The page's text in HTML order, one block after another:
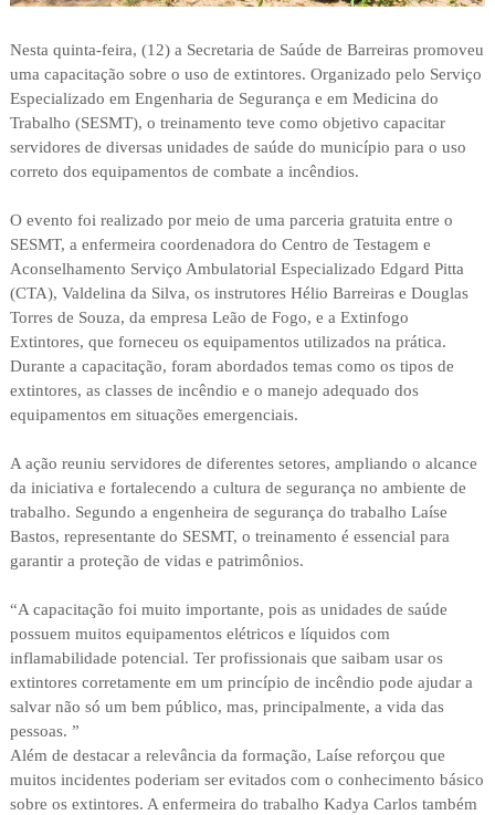
Nesta quinta-feira, (12) a Secretaria de Saúde de Barreiras promoveu
uma capacitação sobre o uso de extintores. Organizado pelo Serviço
Especializado em Engenharia de Segurança e em Medicina do
Trabalho (SESMT), o treinamento teve como objetivo capacitar
servidores de diversas unidades de saúde do município para o uso
correto dos equipamentos de combate a incêndios.
O evento foi realizado por meio de uma parceria gratuita entre o
SESMT, a enfermeira coordenadora do Centro de Testagem e
Aconselhamento Serviço Ambulatorial Especializado Edgard Pitta
(CTA), Valdelina da Silva, os instrutores Hélio Barreiras e Douglas
Torres de Souza, da empresa Leão de Fogo, e a Extinfogo
Extintores, que forneceu os equipamentos utilizados na prática.
Durante a capacitação, foram abordados temas como os tipos de
extintores, as classes de incêndio e o manejo adequado dos
equipamentos em situações emergenciais.
A ação reuniu servidores de diferentes setores, ampliando o alcance
da iniciativa e fortalecendo a cultura de segurança no ambiente de
trabalho. Segundo a engenheira de segurança do trabalho Laíse
Bastos, representante do SESMT, o treinamento é essencial para
garantir a proteção de vidas e patrimônios.
“A capacitação foi muito importante, pois as unidades de saúde
possuem muitos equipamentos elétricos e líquidos com
inflamabilidade potencial. Ter profissionais que saibam usar os
extintores corretamente em um princípio de incêndio pode ajudar a
salvar não só um bem público, mas, principalmente, a vida das
pessoas. ”
Além de destacar a relevância da formação, Laíse reforçou que
muitos incidentes poderiam ser evitados com o conhecimento básico
sobre os extintores. A enfermeira do trabalho Kadya Carlos também